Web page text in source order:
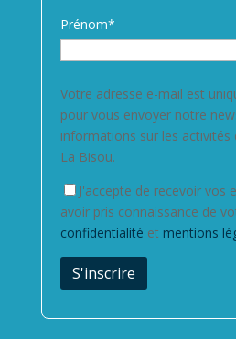
Prénom*
Votre adresse e-mail est
pour vous envoyer notre
informations sur les activités
La Bisou.
J'accepte de recevoir vos
avoir pris connaissance de
confidentialité et mentions